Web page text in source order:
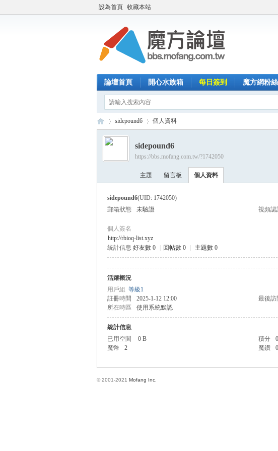
設為首頁 收藏本站
論壇首頁 開心水族箱 每日簽到 魔方網粉
›
sidepound6 個人資料
sidepound6
https://bbs.mofang.com.tw/?1742050
主題 留言板 個人資料
sidepound6(UID: 1742050)
郵箱狀態
未驗證 視頻認
個人簽名
http://rbioq-list.xyz
統計信息 好友數 0 回帖數 0 主題數 0
活躍概況
用戶組 等級1
註冊時間
2025-1-12 12:00 最後訪
所在時區
使用系統默認
統計信息
已用空間
0 B 積分 0
魔幣
2 魔鑽 0
© 2001-2021 Mofang Inc.